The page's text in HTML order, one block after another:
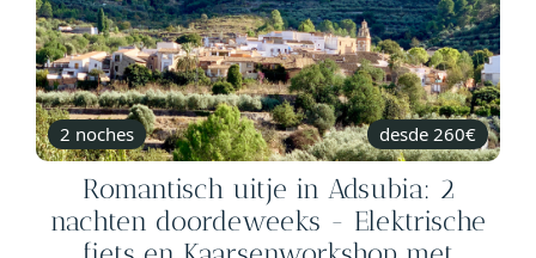
2 noches desde 260€
Romantisch uitje in Adsubia: 2
nachten doordeweeks - Elektrische